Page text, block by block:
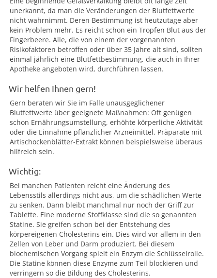
unerkannt, da man die Veränderungen der Blutfettwerte
nicht wahrnimmt. Deren Bestimmung ist heutzutage aber
kein Problem mehr. Es reicht schon ein Tropfen Blut aus der
Fingerbeere. Alle, die von einem der vorgenannten
Risikofaktoren betroffen oder über 35 Jahre alt sind, sollten
einmal jährlich eine Blutfettbestimmung, die auch in Ihrer
Apotheke angeboten wird, durchführen lassen.
Wir helfen Ihnen gern!
Gern beraten wir Sie im Falle unausgeglichener
Blutfettwerte über geeignete Maßnahmen: Oft genügen
schon Ernährungsumstellung, erhöhte körperliche Aktivität
oder die Einnahme pflanzlicher Arzneimittel. Präparate mit
Artischockenblätter-Extrakt können beispielsweise überaus
hilfreich sein.
Wichtig:
Bei manchen Patienten reicht eine Änderung des
Lebensstils allerdings nicht aus, um die schädlichen Werte
zu senken. Dann bleibt manchmal nur noch der Griff zur
Tablette. Eine moderne Stoffklasse sind die so genannten
Statine. Sie greifen schon bei der Entstehung des
körpereigenen Cholesterins ein. Dies wird vor allem in den
Zellen von Leber und Darm produziert. Bei diesem
biochemischen Vorgang spielt ein Enzym die Schlüsselrolle.
Die Statine können diese Enzyme zum Teil blockieren und
verringern so die Bildung des Cholesterins.